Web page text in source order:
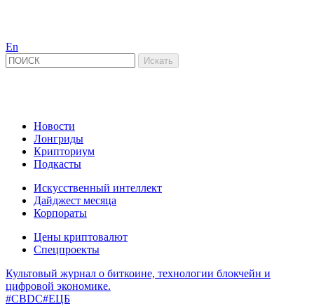
En
Новости
Лонгриды
Крипториум
Подкасты
Искусственный интеллект
Дайджест месяца
Корпораты
Цены криптовалют
Спецпроекты
Культовый журнал о биткоине, технологии блокчейн и
цифровой экономике.
#CBDC#ЕЦБ